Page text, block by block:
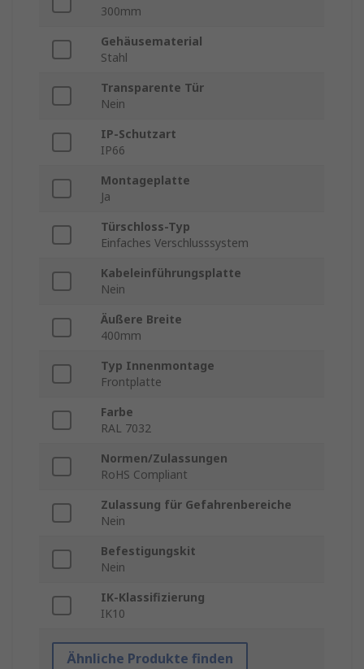
300mm
Gehäusematerial
Stahl
Transparente Tür
Nein
IP-Schutzart
IP66
Montageplatte
Ja
Türschloss-Typ
Einfaches Verschlusssystem
Kabeleinführungsplatte
Nein
Äußere Breite
400mm
Typ Innenmontage
Frontplatte
Farbe
RAL 7032
Normen/Zulassungen
RoHS Compliant
Zulassung für Gefahrenbereiche
Nein
Befestigungskit
Nein
IK-Klassifizierung
IK10
Ähnliche Produkte finden